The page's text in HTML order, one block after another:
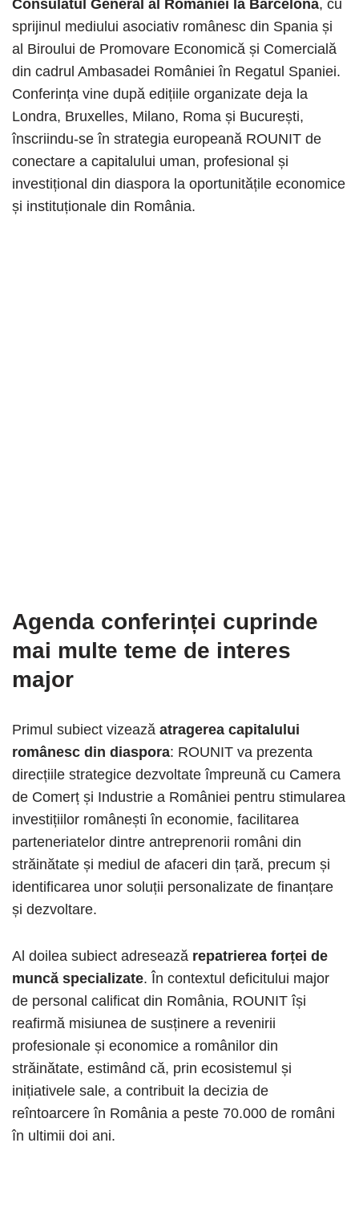
Consulatul General al României la Barcelona, cu
sprijinul mediului asociativ românesc din Spania și
al Biroului de Promovare Economică și Comercială
din cadrul Ambasadei României în Regatul Spaniei.
Conferința vine după edițiile organizate deja la
Londra, Bruxelles, Milano, Roma și București,
înscriindu-se în strategia europeană ROUNIT de
conectare a capitalului uman, profesional și
investițional din diaspora la oportunitățile economice
și instituționale din România.
Agenda conferinței cuprinde
mai multe teme de interes
major
Primul subiect vizează atragerea capitalului
românesc din diaspora: ROUNIT va prezenta
direcțiile strategice dezvoltate împreună cu Camera
de Comerț și Industrie a României pentru stimularea
investițiilor românești în economie, facilitarea
parteneriatelor dintre antreprenorii români din
străinătate și mediul de afaceri din țară, precum și
identificarea unor soluții personalizate de finanțare
și dezvoltare.
Al doilea subiect adresează repatrierea forței de
muncă specializate. În contextul deficitului major
de personal calificat din România, ROUNIT își
reafirmă misiunea de susținere a revenirii
profesionale și economice a românilor din
străinătate, estimând că, prin ecosistemul și
inițiativele sale, a contribuit la decizia de
reîntoarcere în România a peste 70.000 de români
în ultimii doi ani.